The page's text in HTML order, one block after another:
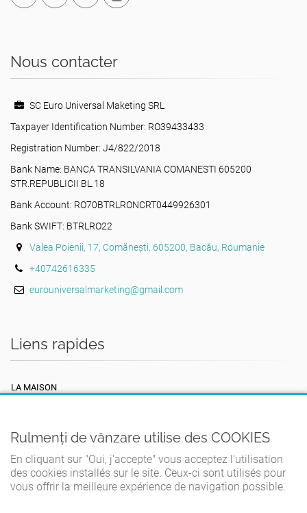
Nous contacter
SC Euro Universal Maketing SRL
Taxpayer Identification Number: RO39433433
Registration Number: J4/822/2018
Bank Name: BANCA TRANSILVANIA COMANESTI 605200
STR.REPUBLICII BL.18
Bank Account: RO70BTRLRONCRT0449926301
Bank SWIFT: BTRLRO22
Valea Poienii, 17, Comănești, 605200, Bacău, Roumanie
+40742616335
eurouniversalmarketing@gmail.com
Liens rapides
LA MAISON
POLITIQUE DE CONFIDENTIALITÉ
CONTACT
Rulmenți de vânzare utilise des COOKIES
En cliquant sur "Oui, j'accepte" vous acceptez l'utilisation
des cookies installés sur le site. Ceux-ci sont utilisés pour
vous offrir la meilleure expérience de navigation possible.